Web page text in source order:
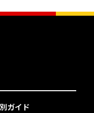
ガイド